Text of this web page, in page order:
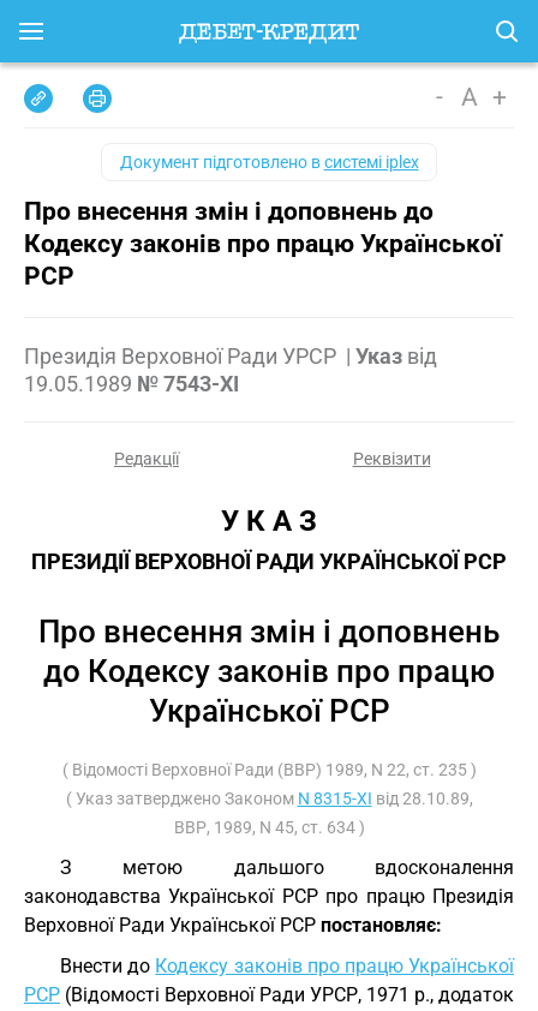
- A +
Документ підготовлено всистемі iplex
Про внесення змін і доповнень до
Кодексу законів про працю Української
РСР
Президія Верховної Ради УРСР | Указ від
19.05.1989 № 7543-XI
Редакції Реквізити
У К А З
ПРЕЗИДІЇ ВЕРХОВНОЇ РАДИ УКРАЇНСЬКОЇ РСР
Про внесення змін і доповнень
до Кодексу законів про працю
Української РСР
( Відомості Верховної Ради (ВВР) 1989, N 22, ст. 235 )
( Указ затверджено Законом N 8315-XI від 28.10.89,
ВВР, 1989, N 45, ст. 634 )
З метою дальшого вдосконалення
законодавства Української РСР про працю Президія
Верховної Ради Української РСР постановляє:
Внести до Кодексу законів про працю Української
РСР (Відомості Верховної Ради УРСР, 1971 р., додаток